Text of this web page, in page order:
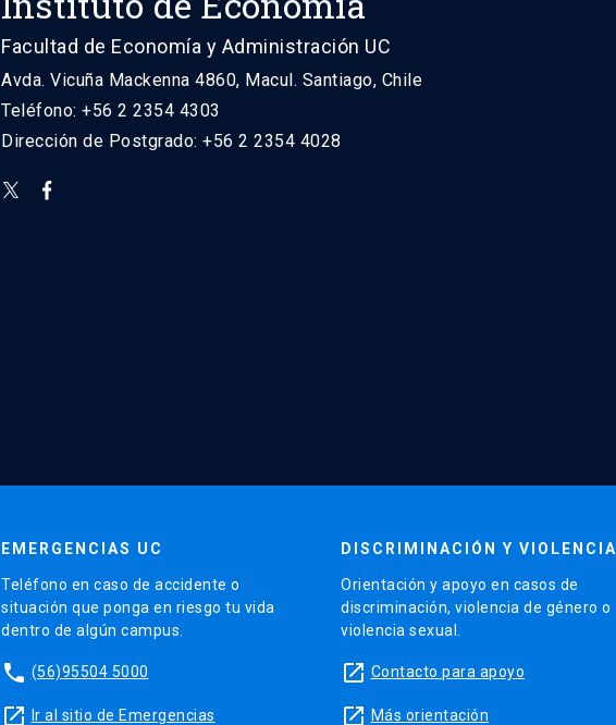
Facultad de Economía y Administración UC
Avda. Vicuña Mackenna 4860, Macul. Santiago, Chile
Teléfono: +56 2 2354 4303
Dirección de Postgrado: +56 2 2354 4028
EMERGENCIAS UC
Teléfono en caso de accidente o
situación que ponga en riesgo tu vida
dentro de algún campus.
phone (56)95504 5000
launch Ir al sitio de Emergencias
DISCRIMINACIÓN Y VIOLENCIA
Orientación y apoyo en casos de
discriminación, violencia de género o
violencia sexual.
launch Contacto para apoyo
launch Más orientación